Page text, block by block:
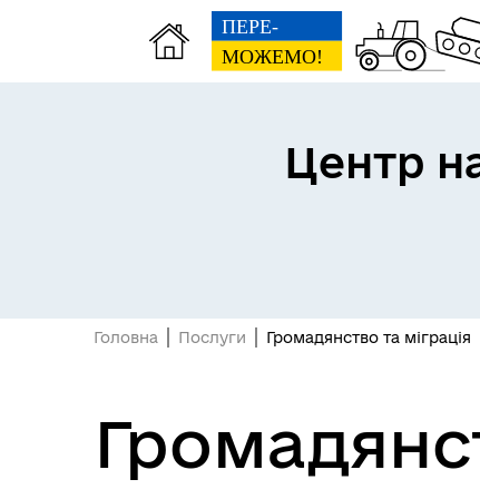
Центр
Головна Послуги Громадянство та міграція